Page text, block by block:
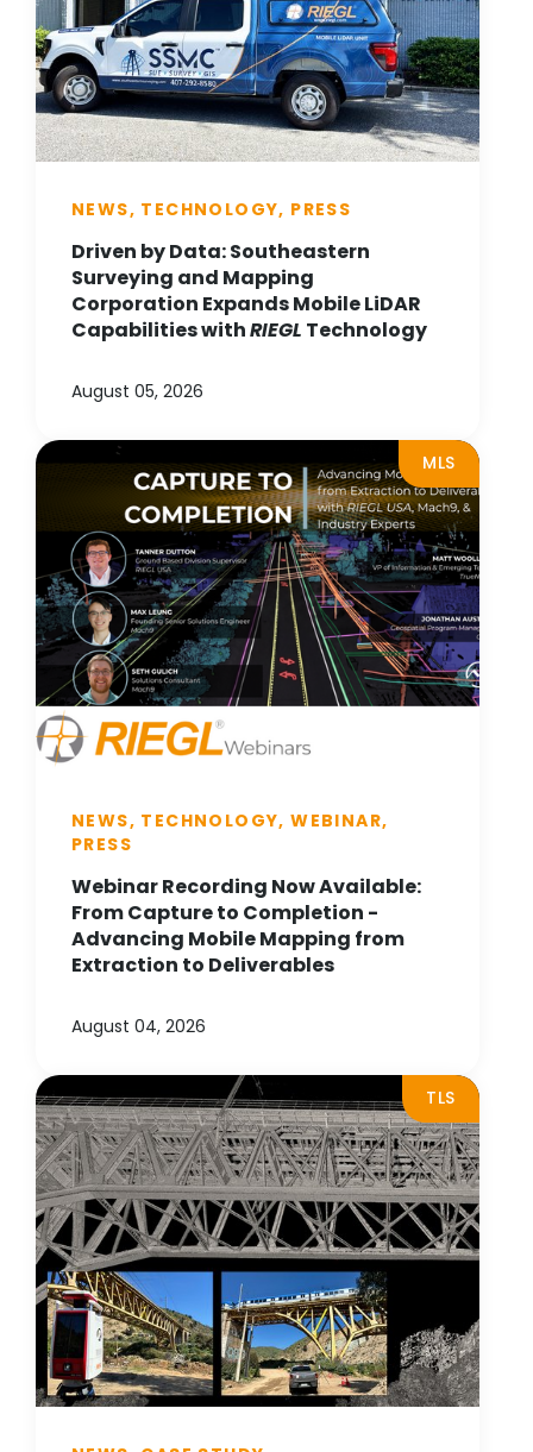
NEWS, TECHNOLOGY, PRESS
Driven by Data: Southeastern
Surveying and Mapping
Corporation Expands Mobile LiDAR
Capabilities withRIEGL Technology
August 05, 2026
MLS
NEWS, TECHNOLOGY, WEBINAR,
PRESS
Webinar Recording Now Available:
From Capture to Completion -
Advancing Mobile Mapping from
Extraction to Deliverables
August 04, 2026
TLS